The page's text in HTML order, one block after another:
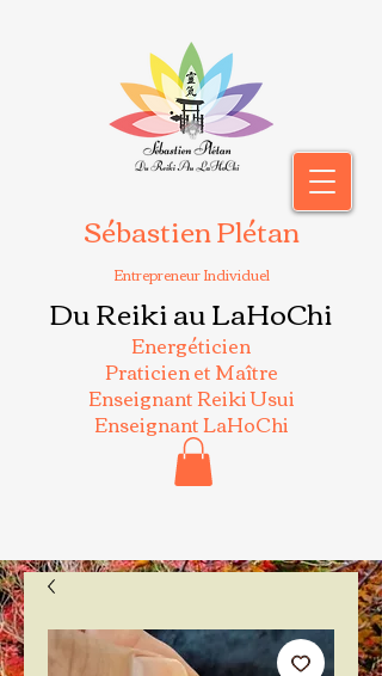
Sébastien Plétan
Entrepreneur Individuel
Du Reiki au LaHoChi
Energéticien
Praticien et Maître
Enseignant Reiki Usui
Enseignant LaHoChi